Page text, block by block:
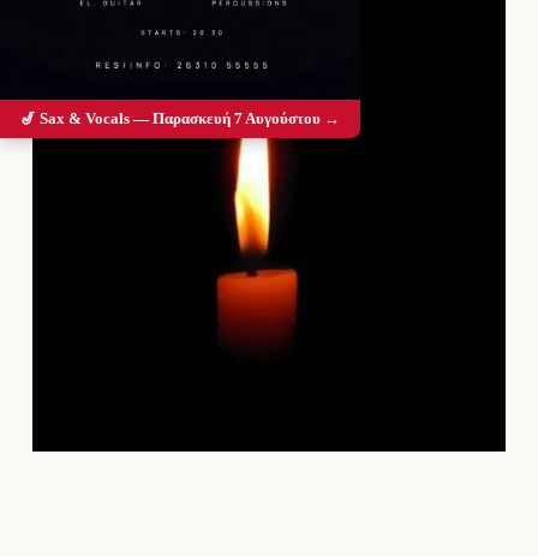
🎷 Sax & Vocals — Παρασκευή 7 Αυγούστου →